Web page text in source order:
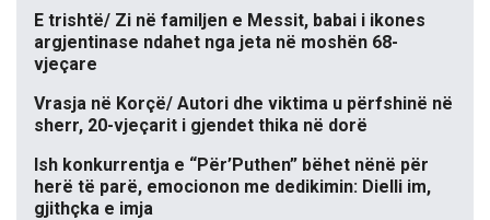
E trishtë/ Zi në familjen e Messit, babai i ikones
argjentinase ndahet nga jeta në moshën 68-
vjeçare
Vrasja në Korçë/ Autori dhe viktima u përfshinë në
sherr, 20-vjeçarit i gjendet thika në dorë
Ish konkurrentja e “Për’Puthen” bëhet nënë për
herë të parë, emocionon me dedikimin: Dielli im,
gjithçka e imja